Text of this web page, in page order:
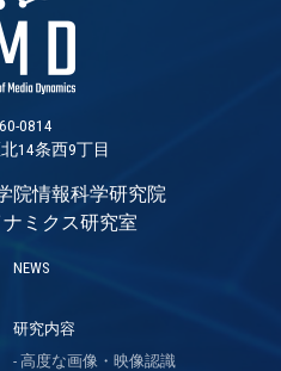
0814
14条西9丁目
情報科学研究院
ミクス研究室
NEWS
研究内容
高度な画像・映像認識